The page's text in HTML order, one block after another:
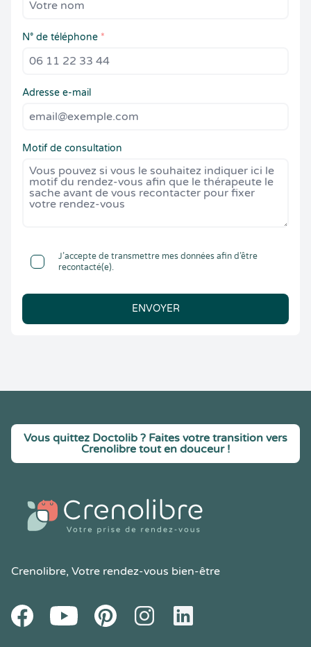
N° de téléphone *
Adresse e-mail
Motif de consultation
J’accepte de transmettre mes données afin d’être
recontacté(e).
ENVOYER
Vous quittez Doctolib ? Faites votre transition vers
Crenolibre tout en douceur !
Crenolibre, Votre rendez-vous bien-être
FacebookYoutube PinteresetInstagramLinkedIn